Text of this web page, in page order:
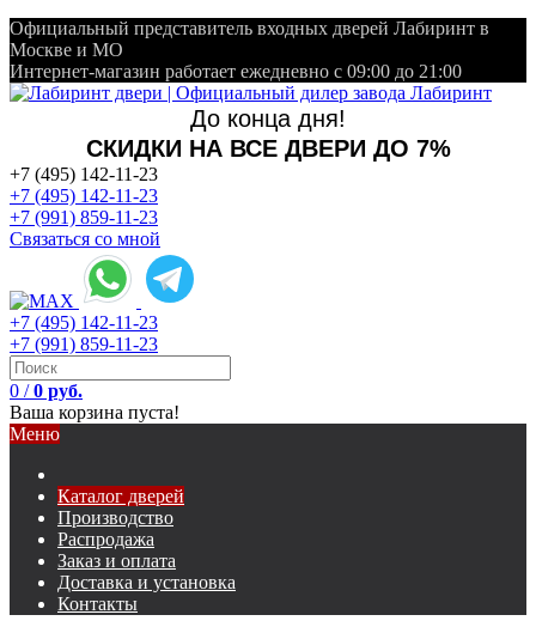
Официальный представитель входных дверей Лабиринт в
Москве и МО
Интернет-магазин работает ежедневно с 09:00 до 21:00
До конца дня!
СКИДКИ НА ВСЕ ДВЕРИ ДО 7%
+7 (495) 142-11-23
+7 (495) 142-11-23
+7 (991) 859-11-23
Связаться со мной
+7 (495) 142-11-23
+7 (991) 859-11-23
0 / 0 руб.
Ваша корзина пуста!
Меню
Каталог дверей
Производство
Распродажа
Заказ и оплата
Доставка и установка
Контакты